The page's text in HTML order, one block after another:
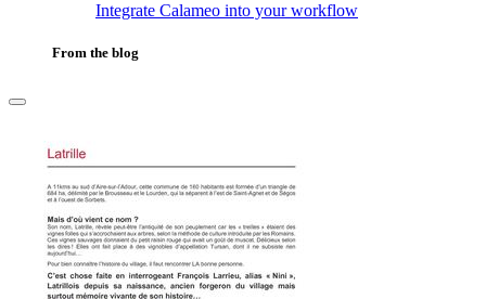
Integrate Calameo into your workflow
From the blog